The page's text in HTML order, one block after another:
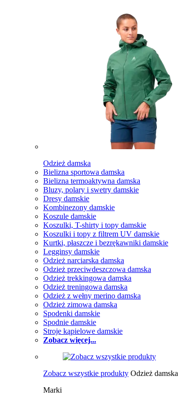
Odzież damska
Bielizna sportowa damska
Bielizna termoaktywna damska
Bluzy, polary i swetry damskie
Dresy damskie
Kombinezony damskie
Koszule damskie
Koszulki, T-shirty i topy damskie
Koszulki i topy z filtrem UV damskie
Kurtki, płaszcze i bezrękawniki damskie
Legginsy damskie
Odzież narciarska damska
Odzież przeciwdeszczowa damska
Odzież trekkingowa damska
Odzież treningowa damska
Odzież z wełny merino damska
Odzież zimowa damska
Spodenki damskie
Spodnie damskie
Stroje kąpielowe damskie
Zobacz więcej...
Zobacz wszystkie produkty Odzież damska
Marki